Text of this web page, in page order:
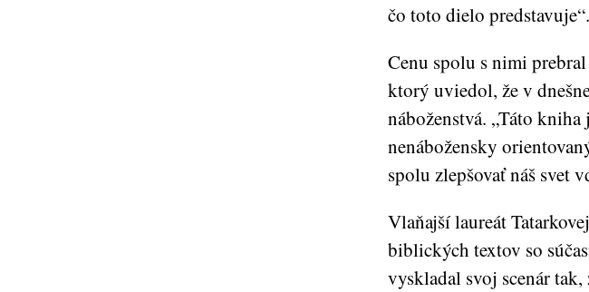
čo toto dielo predstavuje“.
Cenu spolu s nimi
ktorý uviedol, že v
náboženstvá. „Táto
nenábožensky
spolu zlepšovať náš svet
Vlaňajší laureát
biblických textov so
vyskladal svoj scenár